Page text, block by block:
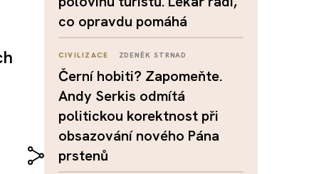
co opravdu pomáhá
CIVILIZACE ZDENĚK STRNAD
Černí hobiti? Zapomeňte.
Andy Serkis odmítá
politickou korektnost při
obsazování nového Pána
prstenů